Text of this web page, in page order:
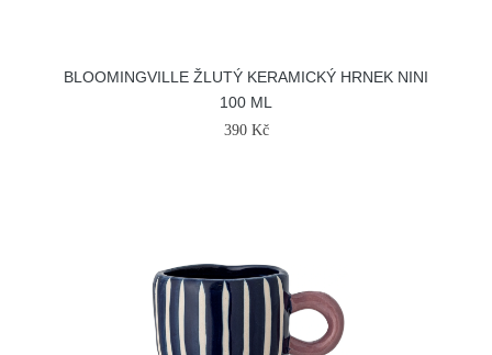
BLOOMINGVILLE ŽLUTÝ KERAMICKÝ HRNEK NINI
100 ML
390 Kč